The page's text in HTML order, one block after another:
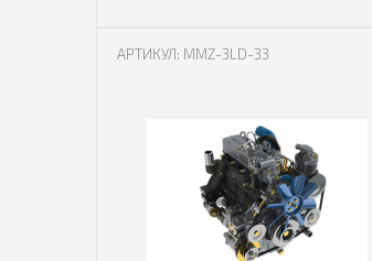
АРТИКУЛ: MMZ-3LD-33